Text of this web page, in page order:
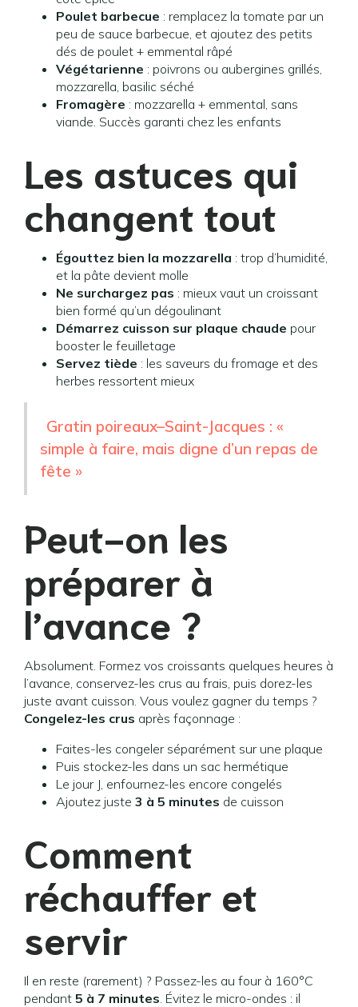
Poulet barbecue : remplacez la tomate par un
peu de sauce barbecue, et ajoutez des petits
dés de poulet + emmental râpé
Végétarienne : poivrons ou aubergines grillés,
mozzarella, basilic séché
Fromagère : mozzarella + emmental, sans
viande. Succès garanti chez les enfants
Les astuces qui
changent tout
Égouttez bien la mozzarella : trop d’humidité,
et la pâte devient molle
Ne surchargez pas : mieux vaut un croissant
bien formé qu’un dégoulinant
Démarrez cuisson sur plaque chaude pour
booster le feuilletage
Servez tiède : les saveurs du fromage et des
herbes ressortent mieux
Gratin poireaux–Saint-Jacques : «
simple à faire, mais digne d’un repas de
fête »
Peut-on les
préparer à
l’avance ?
Absolument. Formez vos croissants quelques heures à
l’avance, conservez-les crus au frais, puis dorez-les
juste avant cuisson. Vous voulez gagner du temps ?
Congelez-les crus après façonnage :
Faites-les congeler séparément sur une plaque
Puis stockez-les dans un sac hermétique
Le jour J, enfournez-les encore congelés
Ajoutez juste 3 à 5 minutes de cuisson
Comment
réchauffer et
servir
Il en reste (rarement) ? Passez-les au four à 160°C
pendant 5 à 7 minutes. Évitez le micro-ondes : il